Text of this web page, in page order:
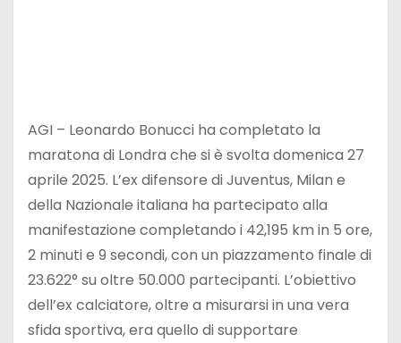
AGI – Leonardo Bonucci ha completato la
maratona di Londra che si è svolta domenica 27
aprile 2025. L’ex difensore di Juventus, Milan e
della Nazionale italiana ha partecipato alla
manifestazione completando i 42,195 km in 5 ore,
2 minuti e 9 secondi, con un piazzamento finale di
23.622° su oltre 50.000 partecipanti. L’obiettivo
dell’ex calciatore, oltre a misurarsi in una vera
sfida sportiva, era quello di supportare